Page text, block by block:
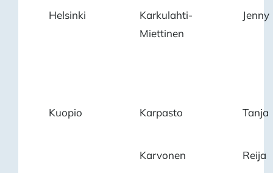
Helsinki
Karkulahti-
Miettinen
Jenny
Kuopio Karpasto Tanja
Karvonen Reija